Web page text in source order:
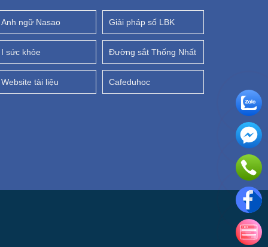
Anh ngữ Nasao Giải pháp số LBK
I sức khỏe Đường sắt Thống Nhất
Website tài liệu Cafeduhoc